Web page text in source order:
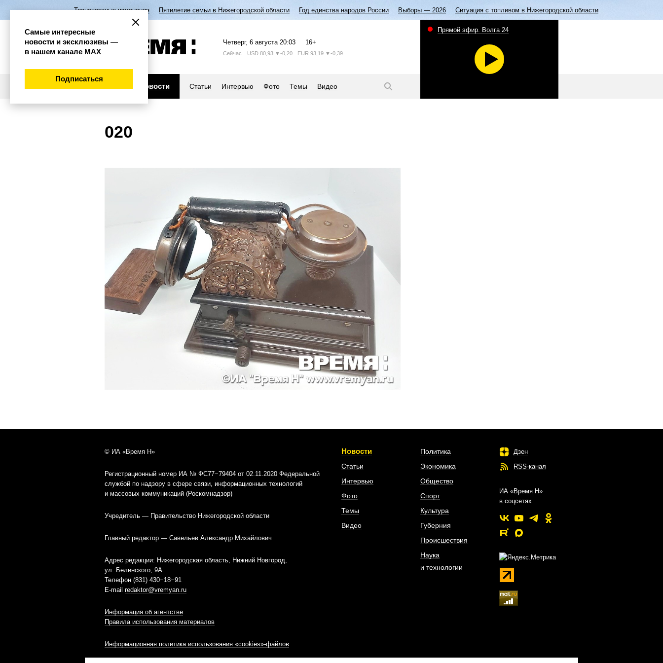
Транспортные изменения Пятилетие семьи в Нижегородской области Год единства народов России Выборы — 2026 Ситуация с топливом в Нижегородской области
Четверг, 6 августа 20:03 16+
Сейчас USD 80,93 ▼-0,20 EUR 93,19 ▼-0,39
Новости Статьи Интервью Фото Темы Видео
Прямой эфир. Волга 24
020
Новости
Статьи
Интервью
Фото
Темы
Видео
Политика
Экономика
Общество
Спорт
Культура
Губерния
Происшествия
Наука
и технологии
Дзен
RSS-канал
ИА «Время Н»
в соцсетях
© ИА «Время Н»
Регистрационный номер ИА № ФС77−79404 от 02.11.2020 Федеральной
службой по надзору в сфере связи, информационных технологий
и массовых коммуникаций (Роскомнадзор)
Учредитель — Правительство Нижегородской области
Главный редактор — Савельев Александр Михайлович
Адрес редакции: Нижегородская область, Нижний Новгород,
ул. Белинского, 9А
Телефон (831) 430−18−91
E-mail redaktor@vremyan.ru
Информация об агентстве
Правила использования материалов
Информационная политика использования «cookies»-файлов
Самые интересные
новости и эксклюзивы —
в нашем канале МАХ
Подписаться